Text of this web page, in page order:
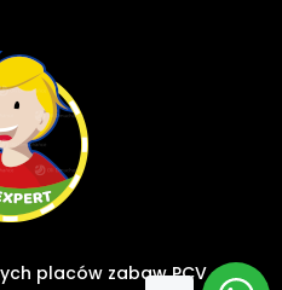
placów zabaw PCV